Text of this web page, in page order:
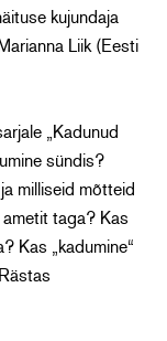
kujundaja
Liik (Eesti
„Kadunud
sündis?
milliseid mõtteid
taga? Kas
Kas „kadumine“